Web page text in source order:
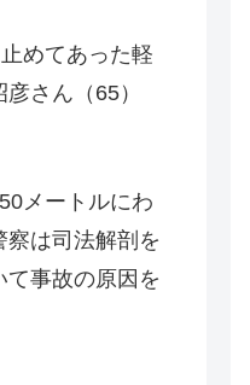
めてあった軽
さん（65）
メートルにわ
は司法解剖を
事故の原因を